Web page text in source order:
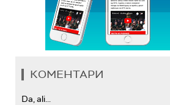
КОМЕНТАРИ
Da, ali...